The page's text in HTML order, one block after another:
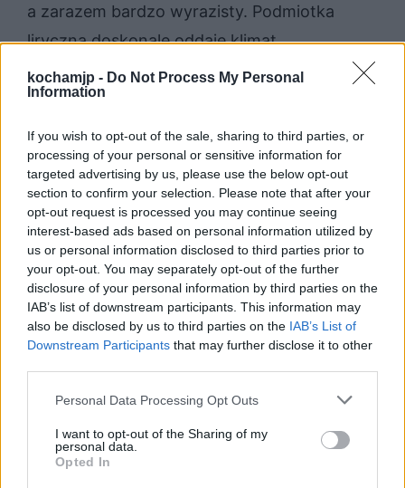
kochamjp - Do Not Process My Personal
Information
If you wish to opt-out of the sale, sharing to third parties, or
processing of your personal or sensitive information for
targeted advertising by us, please use the below opt-out
section to confirm your selection. Please note that after your
opt-out request is processed you may continue seeing
interest-based ads based on personal information utilized by
us or personal information disclosed to third parties prior to
your opt-out. You may separately opt-out of the further
disclosure of your personal information by third parties on the
IAB’s list of downstream participants. This information may
also be disclosed by us to third parties on the IAB’s List of
Downstream Participants that may further disclose it to other
Personal Data Processing Opt Outs
I want to opt-out of the Sharing of my
personal data.
Opted In
a zarazem bardzo wyrazisty. Podmiotka
liryczna doskonale oddaje klimat
poszczególnych okresów w roku. Pierwsze
miesiące to delikatne wyłanianie się nadziei.
Potem następuje rozkwit – pełnia kwiatów
idzie w parze z pewnym erotyzmem. Sierpień
to znowu czas żniw, czyli pewnego końca –
jest to swoiste cierpienie przyrody. Wczesna
jesień to z kolei znowu otwarcie się na
zabawę, na pewną wesołość. Z kolei w
listopadzie nadchodzi „Bezszelestny upadek
wszystkiego” – wszystko zmierza ku zimie,
ku końcowi. Grudzień to koniec ostateczny:
Na szczęście po grudniu przychodzi styczeń
– odnowienie. Możemy wrócić do początku